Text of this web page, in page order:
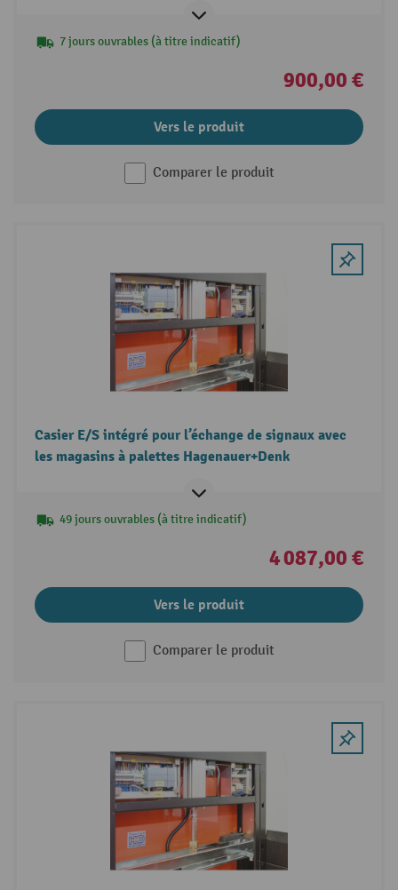
7 jours ouvrables (à titre indicatif)
900,00 €
Vers le produit
Comparer le produit
Casier E/S intégré pour l’échange de signaux avec
les magasins à palettes Hagenauer+Denk
49 jours ouvrables (à titre indicatif)
4 087,00 €
Vers le produit
Comparer le produit